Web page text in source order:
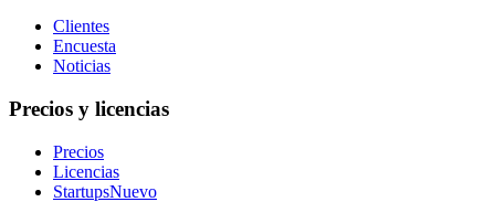
Clientes
Encuesta
Noticias
Precios y licencias
Precios
Licencias
StartupsNuevo